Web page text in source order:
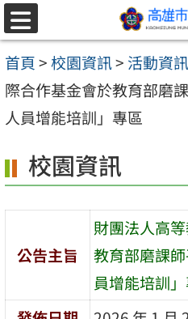
跳至主要內容區
選
單
首頁>校園資訊> 活動資訊
際合作基金會於教育部磨
人員增能培訓」專區
校園資訊
公告主旨
財團法人高
教育部磨課
員增能培訓